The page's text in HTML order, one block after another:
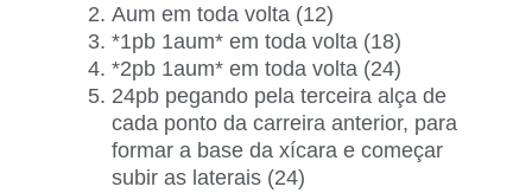
Aum em toda volta (12)
*1pb 1aum* em toda volta (18)
*2pb 1aum* em toda volta (24)
24pb pegando pela terceira alça de
cada ponto da carreira anterior, para
formar a base da xícara e começar
subir as laterais (24)